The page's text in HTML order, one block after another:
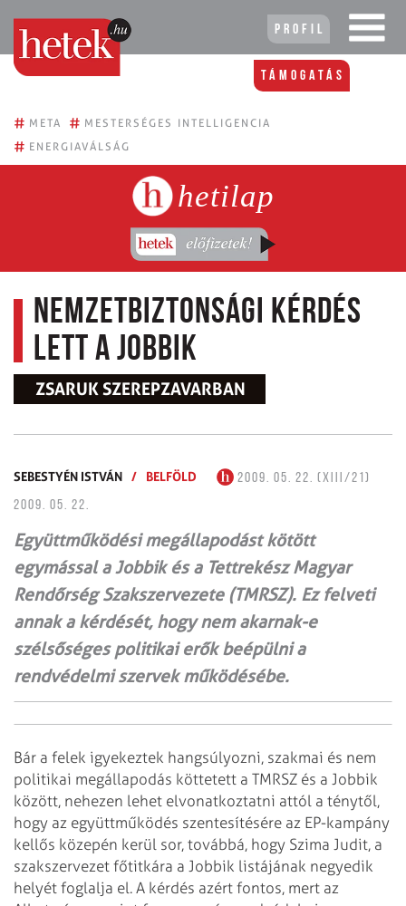
Profil
Támogatás
# META # MESTERSÉGES INTELLIGENCIA
# ENERGIAVÁLSÁG
hetilap
Nemzetbiztonsági kérdés
lett a Jobbik
ZSARUK SZEREPZAVARBAN
SEBESTYÉN ISTVÁN / BELFÖLD
2009. 05. 22. (XIII/21)
2009. 05. 22.
Együttműködési megállapodást kötött
egymással a Jobbik és a Tettrekész Magyar
Rendőrség Szakszervezete (TMRSZ). Ez felveti
annak a kérdését, hogy nem akarnak-e
szélsőséges politikai erők beépülni a
rendvédelmi szervek működésébe.
Bár a felek igyekeztek hangsúlyozni, szakmai és nem
politikai megállapodás köttetett a TMRSZ és a Jobbik
között, nehezen lehet elvonatkoztatni attól a ténytől,
hogy az együttműködés szentesítésére az EP-kampány
kellős közepén kerül sor, továbbá, hogy Szima Judit, a
szakszervezet főtitkára a Jobbik listájának negyedik
helyét foglalja el. A kérdés azért fontos, mert az